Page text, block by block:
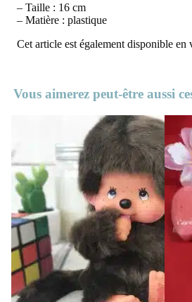
– Taille : 16 cm
– Matière : plastique
Cet article est également disponible en
Vous aimerez peut-être aussi